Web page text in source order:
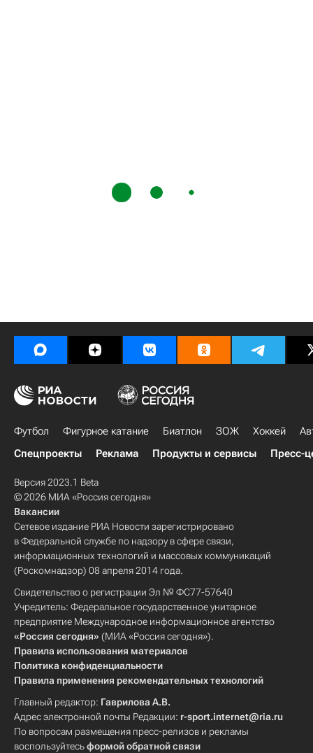
Футбол Фигурное катание Биатлон ЗОЖ Хоккей
Спецпроекты
Реклама Продукты и сервисы Пресс-
Версия 2023.1 Beta
© 2026 МИА «Россия сегодня»
Вакансии
Сетевое издание РИА Новости зарегистрировано
в Федеральной службе по надзору в сфере связи,
информационных технологий и массовых коммуникаций
(Роскомнадзор) 08 апреля 2014 года.
Свидетельство о регистрации Эл № ФС77-57640
Учредитель: Федеральное государственное унитарное
предприятие Международное информационное агентство
«Россия сегодня» (МИА «Россия сегодня»).
Правила использования материалов
Политика конфиденциальности
Правила применения рекомендательных технологий
Главный редактор: Гаврилова А.В.
Адрес электронной почты Редакции: r-sport.internet@ria.ru
По вопросам размещения пресс-релизов и рекламы
воспользуйтесьформой обратной связи